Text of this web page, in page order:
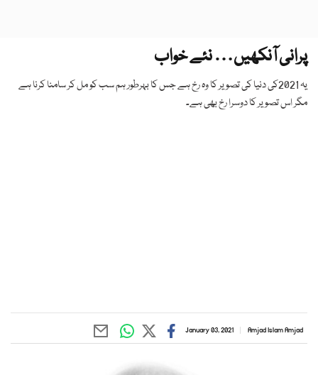
پرانی آنکھیں… نئے خواب
یہ 2021کی دنیا کی تصویر کا وہ رخ ہے جس کا بہرطور ہم سب کو مل کر سامنا کرنا ہے
مگر اس تصویر کا دوسرا رخ بھی ہے۔
Amjad Islam Amjad
January 03, 2021